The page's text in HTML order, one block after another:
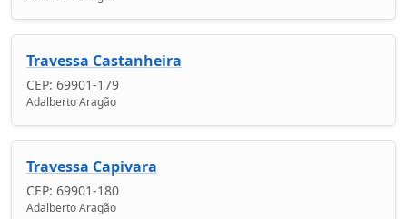
Travessa Castanheira
CEP: 69901-179
Adalberto Aragão
Travessa Capivara
CEP: 69901-180
Adalberto Aragão